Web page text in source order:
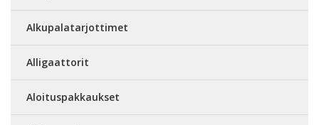
Alkupalatarjottimet
Alligaattorit
Aloituspakkaukset